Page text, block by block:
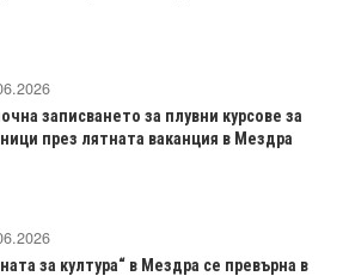
записването за плувни курсове за
през лятната ваканция в Мездра
за култура“ в Мездра се превърна в